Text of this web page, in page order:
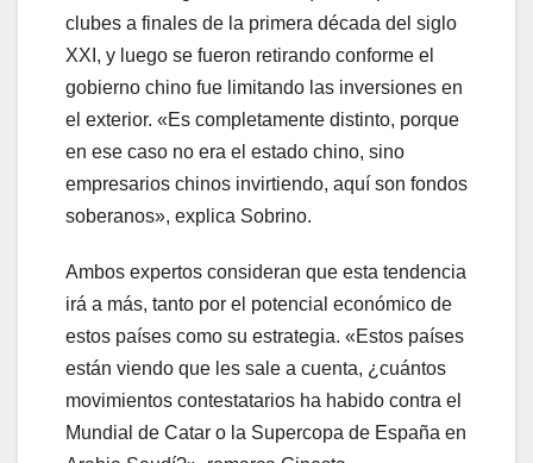
clubes a finales de la primera década del siglo
XXI, y luego se fueron retirando conforme el
gobierno chino fue limitando las inversiones en
el exterior. «Es completamente distinto, porque
en ese caso no era el estado chino, sino
empresarios chinos invirtiendo, aquí son fondos
soberanos», explica Sobrino.
Ambos expertos consideran que esta tendencia
irá a más, tanto por el potencial económico de
estos países como su estrategia. «Estos países
están viendo que les sale a cuenta, ¿cuántos
movimientos contestatarios ha habido contra el
Mundial de Catar o la Supercopa de España en